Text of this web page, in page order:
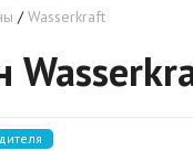
/Wasserkraft